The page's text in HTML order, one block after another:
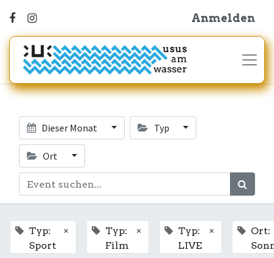
Anmelden
Dieser Monat Typ
Ort
Typ:
Sport
×
Typ:
Film
×
Typ:
LIVE
×
Ort: